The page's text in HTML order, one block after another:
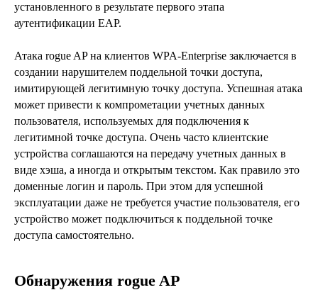
установленного в результате первого этапа
аутентификации EAP.
Атака rogue AP на клиентов WPA-Enterprise заключается в
создании нарушителем поддельной точки доступа,
имитирующей легитимную точку доступа. Успешная атака
может привести к компрометации учетных данных
пользователя, используемых для подключения к
легитимной точке доступа. Очень часто клиентские
устройства соглашаются на передачу учетных данных в
виде хэша, а иногда и открытым текстом. Как правило это
доменные логин и пароль. При этом для успешной
эксплуатации даже не требуется участие пользователя, его
устройство может подключиться к поддельной точке
доступа самостоятельно.
Обнаружения rogue AP